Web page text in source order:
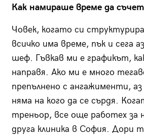
Как намираше време да
Човек, когато си
всичко има време, пък и сега
шеф. Гъвкав ми е графикът,
направя. Ако ми е много
препълнено с ангажименти,
няма на кого да се сърдя.
треньор, все още работех за
друга клиника в София. Дори